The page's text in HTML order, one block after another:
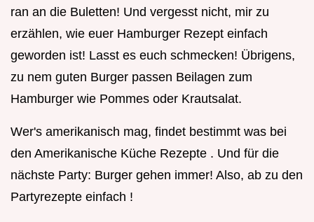
ran an die Buletten! Und vergesst nicht, mir zu
erzählen, wie euer Hamburger Rezept einfach
geworden ist! Lasst es euch schmecken! Übrigens,
zu nem guten Burger passen Beilagen zum
Hamburger wie Pommes oder Krautsalat.
Wer's amerikanisch mag, findet bestimmt was bei
den Amerikanische Küche Rezepte . Und für die
nächste Party: Burger gehen immer! Also, ab zu den
Partyrezepte einfach !